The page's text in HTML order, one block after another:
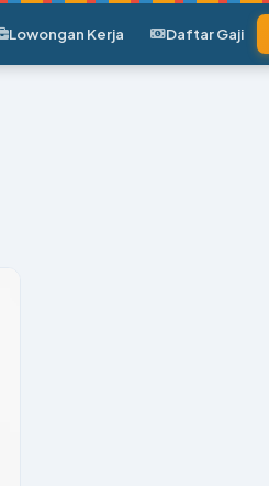
Lowongan Kerja Daftar Gaji